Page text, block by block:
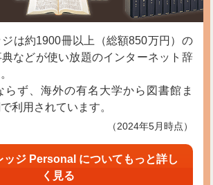
は約1900冊以上（総額850万円）の
などが使い放題のインターネット辞
らず、海外の有名大学から図書館ま
利用されています。
（2024年5月時点）
ッジ Personal についてもっと詳し
く見る